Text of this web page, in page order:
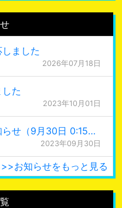
ました
2026年07月18日
た
2023年10月01日
緊急メンテナンス実施のお知らせ（9月30日 0:15更新）
2023年09月30日
>>お知らせをもっと見る